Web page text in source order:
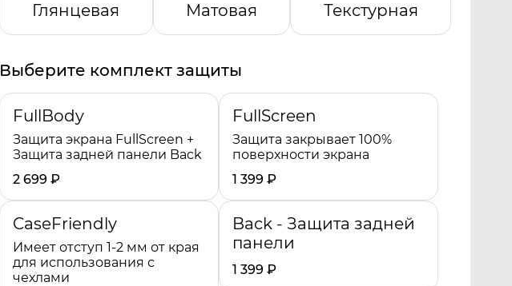
Глянцевая Матовая Текстурная
Выберите комплект защиты
FullBody
Защита экрана FullScreen +
Защита задней панели Back
2 699 ₽
FullScreen
Защита закрывает 100%
поверхности экрана
1 399 ₽
CaseFriendly
Имеет отступ 1-2 мм от края
для использования с
чехлами
Back - Защита задней
панели
1 399 ₽